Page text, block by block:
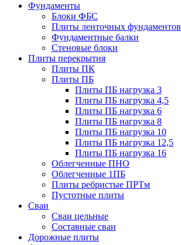
Фундаменты
Блоки ФБС
Плиты ленточных фундаментов
Фундаментные балки
Стеновые блоки
Плиты перекрытия
Плиты ПК
Плиты ПБ
Плиты ПБ нагрузка 3
Плиты ПБ нагрузка 4,5
Плиты ПБ нагрузка 6
Плиты ПБ нагрузка 8
Плиты ПБ нагрузка 10
Плиты ПБ нагрузка 12,5
Плиты ПБ нагрузка 16
Облегченные ПНО
Облегченные 1ПБ
Плиты ребристые ПРТм
Пустотные плиты
Сваи
Сваи цельные
Составные сваи
Дорожные плиты